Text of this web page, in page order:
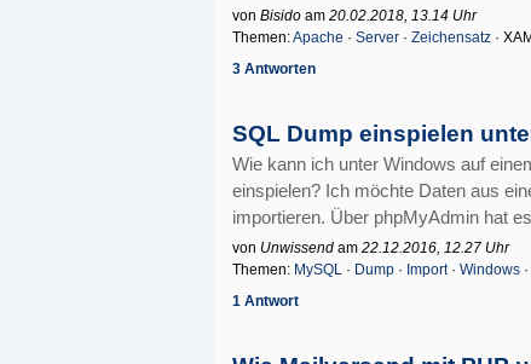
von Bisido am 20.02.2018, 13.14 Uhr
Themen:Apache · Server · Zeichensatz ·
3 Antworten
SQL Dump einspielen
Wie kann ich unter Windows auf
einspielen? Ich möchte Daten aus
importieren. Über phpMyAdmin hat
von Unwissend am 22.12.2016, 12.27 Uhr
Themen: MySQL · Dump · Import· Windows ·
1 Antwort